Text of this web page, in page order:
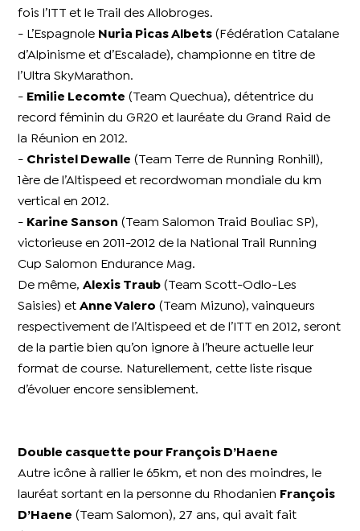
fois l’ITT et le Trail des Allobroges.
- L’Espagnole Nuria Picas Albets (Fédération Catalane
d’Alpinisme et d’Escalade), championne en titre de
l’Ultra SkyMarathon.
- Emilie Lecomte (Team Quechua), détentrice du
record féminin du GR20 et lauréate du Grand Raid de
la Réunion en 2012.
- Christel Dewalle (Team Terre de Running Ronhill),
1ère de l’Altispeed et recordwoman mondiale du km
vertical en 2012.
- Karine Sanson (Team Salomon Traid Bouliac SP),
victorieuse en 2011-2012 de la National Trail Running
Cup Salomon Endurance Mag.
De même,Alexis Traub (Team Scott-Odlo-Les
Saisies) etAnne Valero (Team Mizuno), vainqueurs
respectivement de l’Altispeed et de l’ITT en 2012, seront
de la partie bien qu’on ignore à l’heure actuelle leur
format de course. Naturellement, cette liste risque
d’évoluer encore sensiblement.
Double casquette pour François D’Haene
Autre icône à rallier le 65km, et non des moindres, le
lauréat sortant en la personne du Rhodanien
François
D’Haene (Team Salomon), 27 ans, qui avait fait